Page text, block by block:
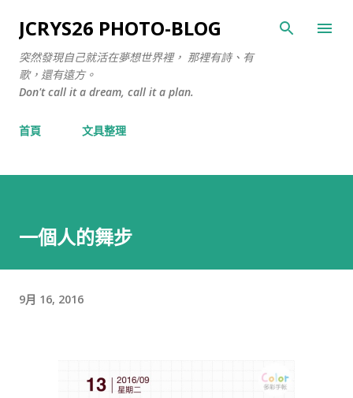
跳至主要內容
JCRYS26 PHOTO-BLOG
突然發現自己就活在夢想世界裡， 那裡有詩、有
歌，還有遠方。
Don't call it a dream, call it a plan.
首頁 文具整理
一個人的舞步
9月 16, 2016